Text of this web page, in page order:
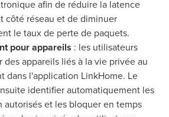
afin de réduire la latence
côté réseau et de diminuer
le taux de perte de paquets.
pour appareils : les utilisateurs
appareils liés à la vie privée au
dans l'application LinkHome. Le
identifier automatiquement les
autorisés et les bloquer en temps